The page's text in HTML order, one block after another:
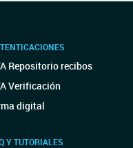
Repositorio recibos
Verificación
digital
Y TUTORIALES